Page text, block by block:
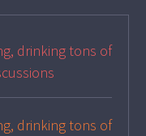
drinking tons of
drinking tons of